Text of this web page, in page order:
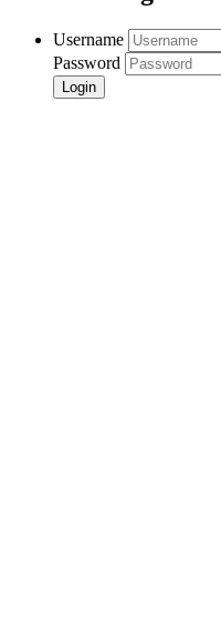
Username
Password